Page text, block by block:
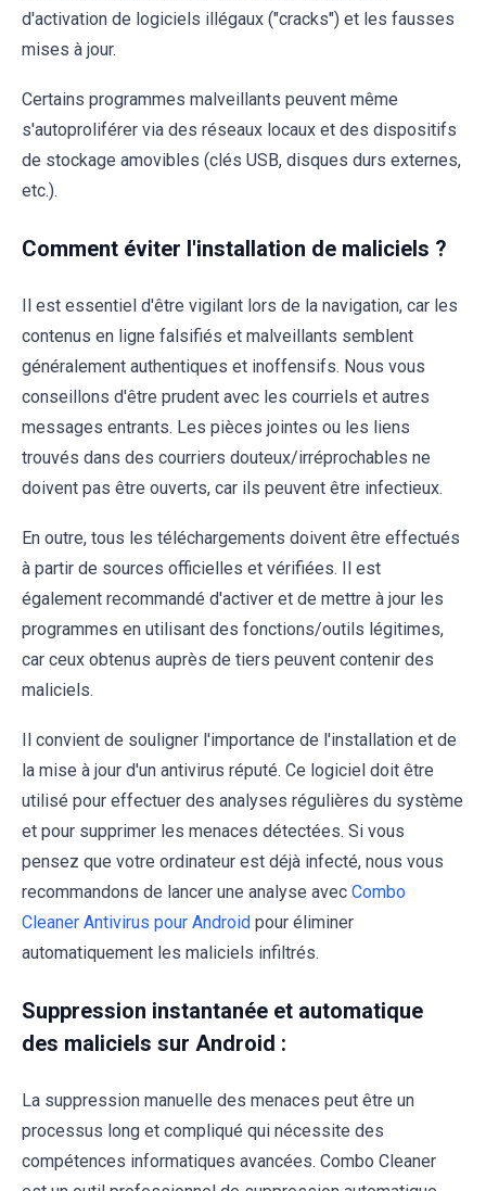
d'activation de logiciels illégaux ("cracks") et les fausses
mises à jour.
Certains programmes malveillants peuvent même
s'autoproliférer via des réseaux locaux et des dispositifs
de stockage amovibles (clés USB, disques durs externes,
etc.).
Comment éviter l'installation de maliciels ?
Il est essentiel d'être vigilant lors de la navigation, car les
contenus en ligne falsifiés et malveillants semblent
généralement authentiques et inoffensifs. Nous vous
conseillons d'être prudent avec les courriels et autres
messages entrants. Les pièces jointes ou les liens
trouvés dans des courriers douteux/irréprochables ne
doivent pas être ouverts, car ils peuvent être infectieux.
En outre, tous les téléchargements doivent être effectués
à partir de sources officielles et vérifiées. Il est
également recommandé d'activer et de mettre à jour les
programmes en utilisant des fonctions/outils légitimes,
car ceux obtenus auprès de tiers peuvent contenir des
maliciels.
Il convient de souligner l'importance de l'installation et de
la mise à jour d'un antivirus réputé. Ce logiciel doit être
utilisé pour effectuer des analyses régulières du système
et pour supprimer les menaces détectées. Si vous
pensez que votre ordinateur est déjà infecté, nous vous
recommandons de lancer une analyse avec Combo
Cleaner Antivirus pour Android pour éliminer
automatiquement les maliciels infiltrés.
Suppression instantanée et automatique
des maliciels sur Android :
La suppression manuelle des menaces peut être un
processus long et compliqué qui nécessite des
compétences informatiques avancées. Combo Cleaner